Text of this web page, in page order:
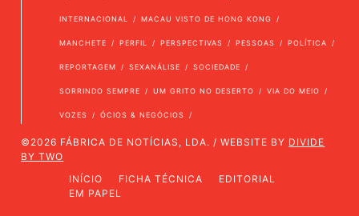
INTERNACIONAL MACAU VISTO DE HONG KONG
MANCHETE PERFIL PERSPECTIVAS PESSOAS POLÍTICA
REPORTAGEM SEXANÁLISE SOCIEDADE
SORRINDO SEMPRE UM GRITO NO DESERTO VIA DO MEIO
VOZES ÓCIOS & NEGÓCIOS
©2026 FÁBRICA DE NOTÍCIAS, LDA. / WEBSITE BY DIVIDE
BY TWO
INÍCIO
FICHA TÉCNICA
EDITORIAL
EM PAPEL